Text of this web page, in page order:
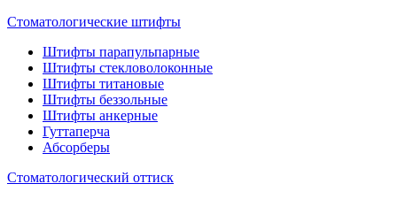
Стоматологические штифты
Штифты парапульпарные
Штифты стекловолоконные
Штифты титановые
Штифты беззольные
Штифты анкерные
Гуттаперча
Абсорберы
Стоматологический оттиск